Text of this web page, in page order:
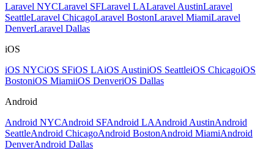
Laravel NYCLaravel SFLaravel LALaravel AustinLaravel
SeattleLaravel ChicagoLaravel BostonLaravel MiamiLaravel
DenverLaravel Dallas
iOS
iOS NYCiOS SFiOS LAiOS AustiniOS SeattleiOS ChicagoiOS
BostoniOS MiamiiOS DenveriOS Dallas
Android
Android NYCAndroid SFAndroid LAAndroid AustinAndroid
SeattleAndroid ChicagoAndroid BostonAndroid MiamiAndroid
DenverAndroid Dallas